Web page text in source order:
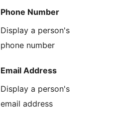
Phone Number
Display a person's
phone number
Email Address
Display a person's
email address